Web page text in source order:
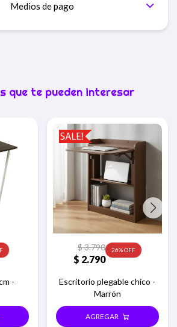
Medios de pago
que te pueden interesar
-
$ 2.790
$3.790 26
Escritorio plegable chico -
Marrón